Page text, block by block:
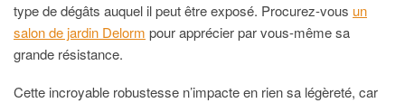
type de dégâts auquel il peut être exposé. Procurez-vous un
salon de jardin Delorm pour apprécier par vous-même sa
grande résistance.
Cette incroyable robustesse n’impacte en rien sa légèreté, car